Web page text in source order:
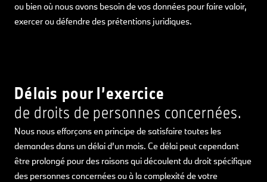
ou bien où nous avons besoin de vos données pour faire valoir,
exercer ou défendre des prétentions juridiques.
Délais pour l’exercice
de droits de personnes concernées.
Nous nous efforçons en principe de satisfaire toutes les
demandes dans un délai d’un mois. Ce délai peut cependant
être prolongé pour des raisons qui découlent du droit spécifique
des personnes concernées ou à la complexité de votre